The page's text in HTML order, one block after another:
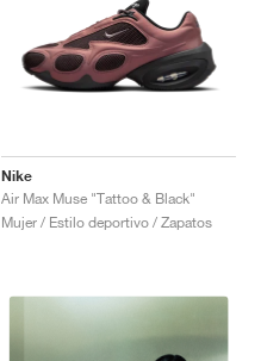
Nike
Air Max Muse "Tattoo & Black"
Mujer / Estilo deportivo / Zapatos